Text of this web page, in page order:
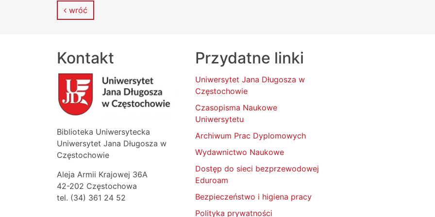
wróć
Kontakt
Biblioteka Uniwersytecka
Uniwersytet Jana Długosza w
Częstochowie
Aleja Armii Krajowej 36A
42-202 Częstochowa
tel. (34) 361 24 52
Przydatne linki
Uniwersytet Jana Długosza w
Częstochowie
Czasopisma Naukowe
Uniwersytetu
Archiwum Prac Dyplomowych
Wydawnictwo Naukowe
Dostęp do sieci bezprzewodowej
Eduroam
Bezpieczeństwo i higiena pracy
Polityka prywatności